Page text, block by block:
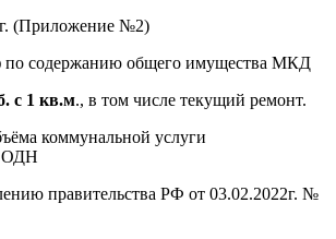
(Приложение №2)
по содержанию общего имущества МКД
с 1 кв.м., в том числе текущий ремонт.
коммунальной услуги
ОДН
правительства РФ от 03.02.2022г. №